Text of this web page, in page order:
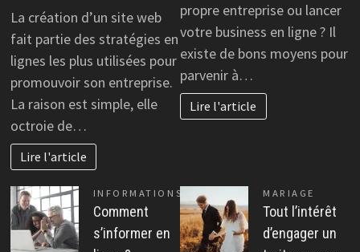
La création d’un site web
fait partie des stratégies en
lignes les plus utilisées pour
promouvoir son entreprise.
La raison est simple, elle
octroie de…
Lire l'article
propre entreprise ou lancer
votre business en ligne ? Il
existe de bons moyens pour
parvenir à…
Lire l'article
INFORMATIONS
Comment
s’informer en
MARIAGE
Tout l’intérêt
d’engager un